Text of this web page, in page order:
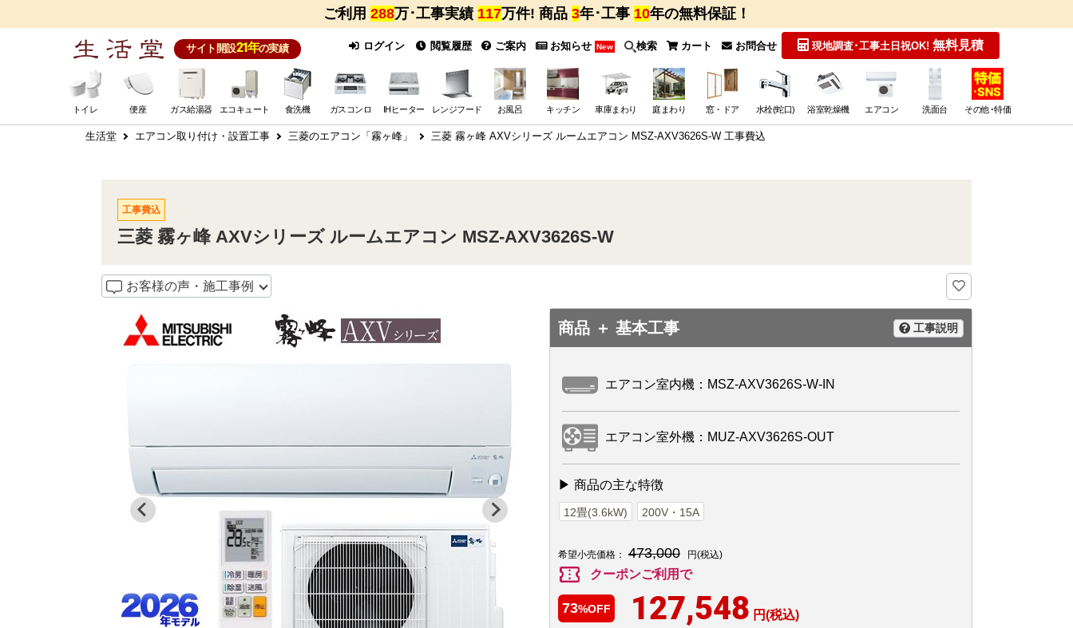
ご利用 288万･工事実績 117万件! 商品 3年･工事 10年の無料保証！
サイト開設21年の実績 ログイン 閲覧履歴 ご案内 お知らせ New 検索 カート お問合せ 現地調査･工事土日祝OK! 無料見積
トイレ 便座 ガス給湯器 エコキュート 食洗機 ガスコンロ IHヒーター レンジフード お風呂 キッチン 車庫まわり 庭まわり 窓・ドア 水栓(蛇口) 浴室乾燥機 エアコン 洗面台 その他･特価
生活堂 エアコン取り付け・設置工事 三菱のエアコン「霧ヶ峰」 三菱 霧ヶ峰 AXVシリーズ ルームエアコン MSZ-AXV3626S-W 工事費込
工事費込
三菱 霧ヶ峰 AXVシリーズ ルームエアコン MSZ-AXV3626S-W
お客様の声・施工事例
商品 ＋ 基本工事 工事説明
エアコン室内機：MSZ-AXV3626S-W-IN
エアコン室外機：MUZ-AXV3626S-OUT
▶ 商品の主な特徴
12畳(3.6kW) 200V・15A
希望小売価格： 473,000 円(税込)
confirmation_number クーポンご利用で
73%OFF 127,548 円(税込)